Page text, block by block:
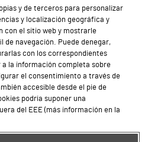
Sobre Vithas
Quiénes somos
en Vithas
Cita Médica
Atención al Cliente
y salud en el trabajo
y de terceros para personalizar
y localización geográfica y
con el sitio web y mostrarle
de navegación. Puede denegar,
con los correspondientes
a la información completa sobre
el consentimiento a través de
accesible desde el pie de
podría suponer una
del EEE (más información en la